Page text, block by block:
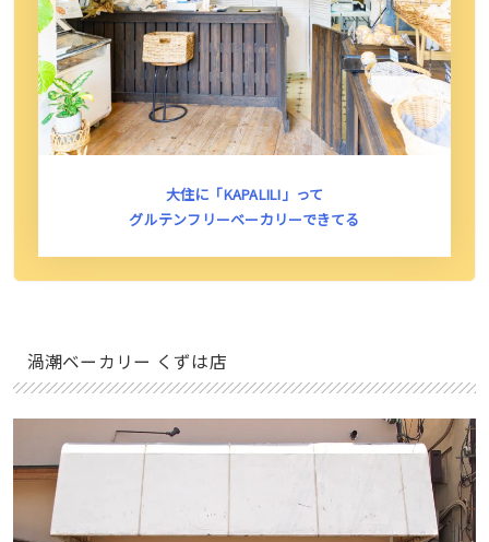
大住に「KAPALILI」って
グルテンフリーベーカリーできてる
渦潮ベーカリー くずは店